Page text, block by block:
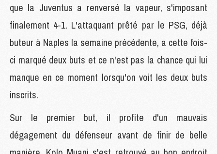
que la Juventus a renversé la vapeur, s'imposant
finalement 4-1. L'attaquant prêté par le PSG, déjà
buteur à Naples la semaine précédente, a cette fois-
ci marqué deux buts et ce n'est pas la chance qui lui
manque en ce moment lorsqu'on voit les deux buts
inscrits.
Sur le premier but, il profite d'un mauvais
dégagement du défenseur avant de finir de belle